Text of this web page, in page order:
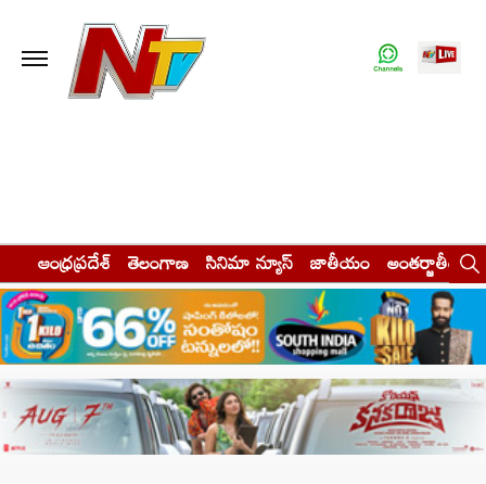
ఆంధ్రప్రదేశ్ తెలంగాణ సినిమా న్యూస్ జాతీయం అంతర్జాతీయం